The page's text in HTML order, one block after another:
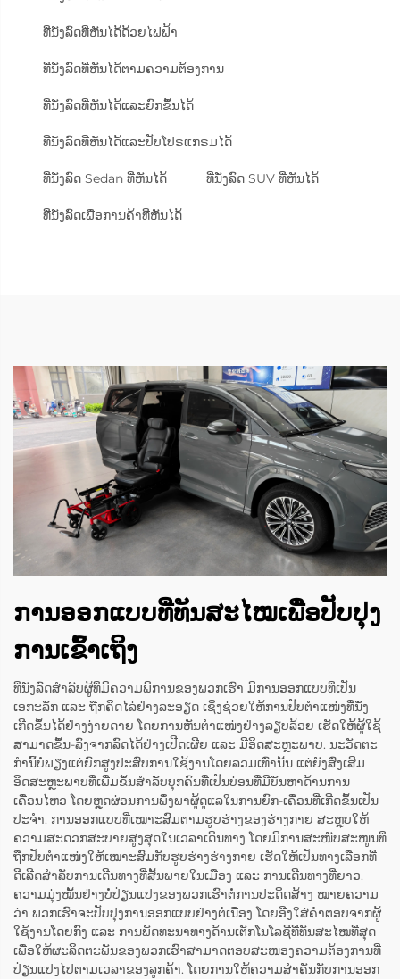
ທີ່ນັ່ງລົດທີ່ຫັນໄດ້ດ້ວຍໄຟຟ້າ
ທີ່ນັ່ງລົດທີ່ຫັນໄດ້ຕາມຄວາມຕ້ອງການ
ທີ່ນັ່ງລົດທີ່ຫັນໄດ້ແລະຍົກຂຶ້ນໄດ້
ທີ່ນັ່ງລົດທີ່ຫັນໄດ້ແລະປັບໂປຣແກຣມໄດ້
ທີ່ນັ່ງລົດ Sedan ທີ່ຫັນໄດ້ ທີ່ນັ່ງລົດ SUV ທີ່ຫັນໄດ້
ທີ່ນັ່ງລົດເພື່ອການຄ້າທີ່ຫັນໄດ້
ການອອກແບບທີ່ທັນສະໄໝເພື່ອປັບປຸງ
ການເຂົ້າເຖິງ
ທີ່ນັ່ງລົດສຳລັບຜູ້ທີ່ມີຄວາມພິການຂອງພວກເຮົາ ມີການອອກແບບທີ່ເປັນ
ເອກະລັກ ແລະ ຖືກຄິດໄລ່ຢ່າງລະອຽດ ເຊິ່ງຊ່ວຍໃຫ້ການປັບຕຳແໜ່ງທີ່ນັ່ງ
ເກີດຂຶ້ນໄດ້ຢ່າງງ່າຍດາຍ ໂດຍການຫັນຕຳແໜ່ງຢ່າງລຽບລ້ອຍ ເຮັດໃຫ້ຜູ້ໃຊ້
ສາມາດຂຶ້ນ-ລົງຈາກລົດໄດ້ຢ່າງເປີດເຜີຍ ແລະ ມີອິດສະຫຼະພາບ. ນະວັດຕະ
ກຳນີ້ບໍ່ພຽງແຕ່ຍົກສູງປະສົບການໃຊ້ງານໂດຍລວມເທົ່ານັ້ນ ແຕ່ຍັງສົ່ງເສີມ
ອິດສະຫຼະພາບທີ່ເພີ່ມຂຶ້ນສຳລັບບຸກຄົນທີ່ເປັນບ່ອນທີ່ມີບັນຫາດ້ານການ
ເຄື່ອນໄຫວ ໂດຍຫຼຸດຜ່ອນການພຶ່ງພາຜູ້ດູແລໃນການຍົກ-ເຄື່ອນທີ່ເກີດຂຶ້ນເປັນ
ປະຈຳ. ການອອກແບບທີ່ເໝາະສົມຕາມຮູບຮ່າງຂອງຮ່າງກາຍ ສະຫຼຸບໃຫ້
ຄວາມສະດວກສະບາຍສູງສຸດໃນເວລາເດີນທາງ ໂດຍມີການສະໜັບສະໜູນທີ່
ຖືກປັບຕຳແໜ່ງໃຫ້ເໝາະສົມກັບຮູບຮ່າງຮ່າງກາຍ ເຮັດໃຫ້ເປັນທາງເລືອກທີ່
ດີເລີດສຳລັບການເດີນທາງທີ່ສັ້ນພາຍໃນເມືອງ ແລະ ການເດີນທາງທີ່ຍາວ.
ຄວາມມຸ່ງໝັ້ນຢ່າງບໍ່ປ່ຽນແປງຂອງພວກເຮົາຕໍ່ການປະດິດສ້າງ ໝາຍຄວາມ
ວ່າ ພວກເຮົາຈະປັບປຸງການອອກແບບຢ່າງຕໍ່ເນື່ອງ ໂດຍອີງໃສ່ຄຳຕອບຈາກຜູ້
ໃຊ້ງານໂດຍກົງ ແລະ ການພັດທະນາທາງດ້ານເຕັກໂນໂລຊີທີ່ທັນສະໄໝທີ່ສຸດ
ເພື່ອໃຫ້ຜະລິດຕະພັນຂອງພວກເຮົາສາມາດຕອບສະໜອງຄວາມຕ້ອງການທີ່
ປ່ຽນແປງໄປຕາມເວລາຂອງລູກຄ້າ. ໂດຍການໃຫ້ຄວາມສຳຄັນກັບການອອກ